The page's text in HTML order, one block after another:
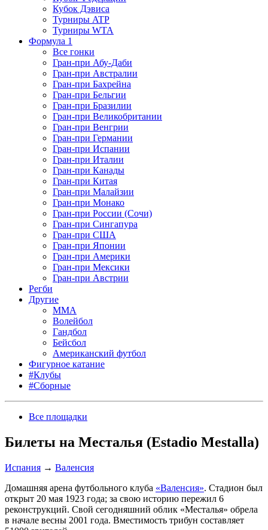
Кубок Дэвиса
Турниры ATP
Турниры WTA
Формула 1
Все гонки
Гран-при Абу-Даби
Гран-при Австралии
Гран-при Бахрейна
Гран-при Бельгии
Гран-при Бразилии
Гран-при Великобритании
Гран-при Венгрии
Гран-при Германии
Гран-при Испании
Гран-при Италии
Гран-при Канады
Гран-при Китая
Гран-при Малайзии
Гран-при Монако
Гран-при России (Сочи)
Гран-при Сингапура
Гран-при США
Гран-при Японии
Гран-при Америки
Гран-при Мексики
Гран-при Австрии
Регби
Другие
MMA
Волейбол
Гандбол
Бейсбол
Американский футбол
Фигурное катание
#Клубы
#Сборные
Все площадки
Билеты на Месталья (Estadio Mestalla)
Испания → Валенсия
Домашняя арена футбольного клуба «Валенсия». Стадион был
открыт 20 мая 1923 года; за свою историю пережил 6
реконструкций. Свой сегодняшний облик «Месталья» обрела
в начале весны 2001 года. Вместимость трибун составляет